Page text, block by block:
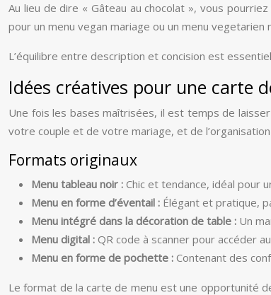
Au lieu de dire « Gâteau au chocolat », vous
pour un menu vegan mariage ou un menu vegetarien
L’équilibre entre description et concision est
Idées créatives pour une carte
Une fois les bases maîtrisées, il est temps de
votre couple et de votre mariage, et de
Formats originaux
Menu tableau noir : Chic et tendance, idéal pour
Menu en forme d’éventail : Élégant et pratique,
Menu intégré dans la décoration de table : Un
Menu digital : QR code à scanner pour accéder
Menu en forme de pochette : Contenant des
Le format de la carte de menu est une opportunité